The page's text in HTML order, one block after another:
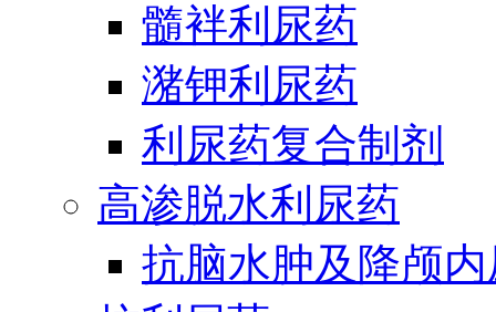
髓袢利尿药
潴钾利尿药
利尿药复合制剂
高渗脱水利尿药
抗脑水肿及降颅